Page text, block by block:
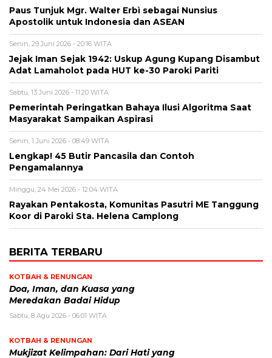
Paus Tunjuk Mgr. Walter Erbì sebagai Nunsius
Apostolik untuk Indonesia dan ASEAN
Senin, 29 Juni 2026 - 20:16 WITA
Jejak Iman Sejak 1942: Uskup Agung Kupang Disambut
Adat Lamaholot pada HUT ke-30 Paroki Pariti
Sabtu, 13 Juni 2026 - 11:20 WITA
Pemerintah Peringatkan Bahaya Ilusi Algoritma Saat
Masyarakat Sampaikan Aspirasi
Senin, 1 Juni 2026 - 08:49 WITA
Lengkap! 45 Butir Pancasila dan Contoh
Pengamalannya
Minggu, 24 Mei 2026 - 12:04 WITA
Rayakan Pentakosta, Komunitas Pasutri ME Tanggung
Koor di Paroki Sta. Helena Camplong
BERITA TERBARU
KOTBAH & RENUNGAN
​Doa, Iman, dan Kuasa yang
Meredakan Badai Hidup
Sabtu, 8 Agu 2026 - 06:01 WITA
KOTBAH & RENUNGAN
Mukjizat Kelimpahan: Dari Hati yang